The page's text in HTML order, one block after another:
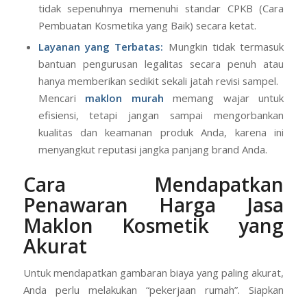
tidak sepenuhnya memenuhi standar CPKB (Cara
Pembuatan Kosmetika yang Baik) secara ketat.
Layanan yang Terbatas: Mungkin tidak termasuk
bantuan pengurusan legalitas secara penuh atau
hanya memberikan sedikit sekali jatah revisi sampel.
Mencari maklon murah memang wajar untuk
efisiensi, tetapi jangan sampai mengorbankan
kualitas dan keamanan produk Anda, karena ini
menyangkut reputasi jangka panjang brand Anda.
Cara Mendapatkan
Penawaran Harga Jasa
Maklon Kosmetik yang
Akurat
Untuk mendapatkan gambaran biaya yang paling akurat,
Anda perlu melakukan “pekerjaan rumah”. Siapkan